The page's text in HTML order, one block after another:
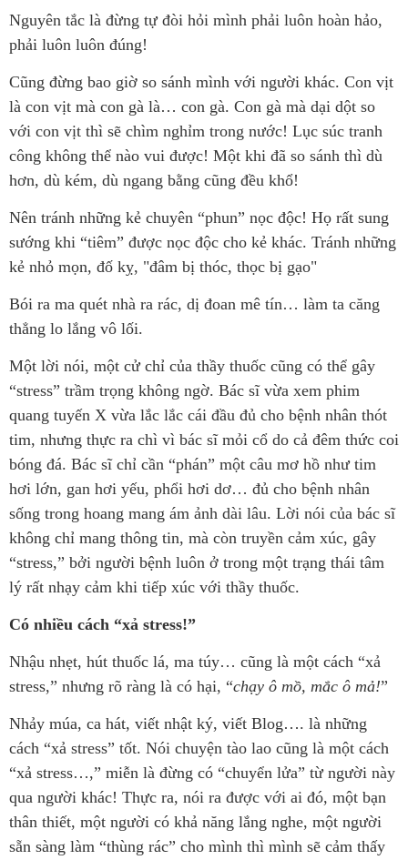
Nguyên tắc là đừng tự đòi hỏi mình phải luôn hoàn hảo,
phải luôn luôn đúng!
Cũng đừng bao giờ so sánh mình với người khác. Con vịt
là con vịt mà con gà là… con gà. Con gà mà dại dột so
với con vịt thì sẽ chìm nghỉm trong nước! Lục súc tranh
công không thể nào vui được! Một khi đã so sánh thì dù
hơn, dù kém, dù ngang bằng cũng đều khổ!
Nên tránh những kẻ chuyên “phun” nọc độc! Họ rất sung
sướng khi “tiêm” được nọc độc cho kẻ khác. Tránh những
kẻ nhỏ mọn, đố kỵ, "đâm bị thóc, thọc bị gạo"
Bói ra ma quét nhà ra rác, dị đoan mê tín… làm ta căng
thẳng lo lắng vô lối.
Một lời nói, một cử chỉ của thầy thuốc cũng có thể gây
“stress” trầm trọng không ngờ. Bác sĩ vừa xem phim
quang tuyến X vừa lắc lắc cái đầu đủ cho bệnh nhân thót
tim, nhưng thực ra chì vì bác sĩ mỏi cổ do cả đêm thức coi
bóng đá. Bác sĩ chỉ cần “phán” một câu mơ hồ như tim
hơi lớn, gan hơi yếu, phổi hơi dơ… đủ cho bệnh nhân
sống trong hoang mang ám ảnh dài lâu. Lời nói của bác sĩ
không chỉ mang thông tin, mà còn truyền cảm xúc, gây
“stress,” bởi người bệnh luôn ở trong một trạng thái tâm
lý rất nhạy cảm khi tiếp xúc với thầy thuốc.
Có nhiều cách “xả stress!”
Nhậu nhẹt, hút thuốc lá, ma túy… cũng là một cách “xả
stress,” nhưng rõ ràng là có hại, “chạy ô mồ, mắc ô mả!”
Nhảy múa, ca hát, viết nhật ký, viết Blog…. là những
cách “xả stress” tốt. Nói chuyện tào lao cũng là một cách
“xả stress…,” miễn là đừng có “chuyển lửa” từ người này
qua người khác! Thực ra, nói ra được với ai đó, một bạn
thân thiết, một người có khả năng lắng nghe, một người
sẵn sàng làm “thùng rác” cho mình thì mình sẽ cảm thấy